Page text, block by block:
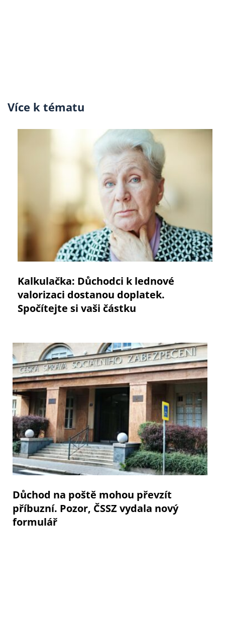
Více k tématu
Kalkulačka: Důchodci k lednové
valorizaci dostanou doplatek.
Spočítejte si vaši částku
Důchod na poště mohou převzít
příbuzní. Pozor, ČSSZ vydala nový
formulář